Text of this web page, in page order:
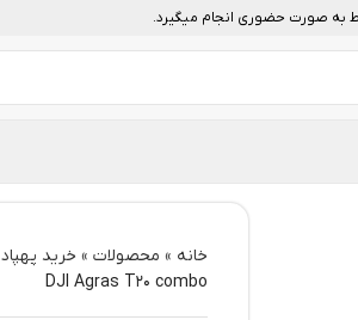
به صورت حضوری انجام میگیرد.
خانه » محصولات» خرید پهپاد DJI
DJI Agras T20 combo